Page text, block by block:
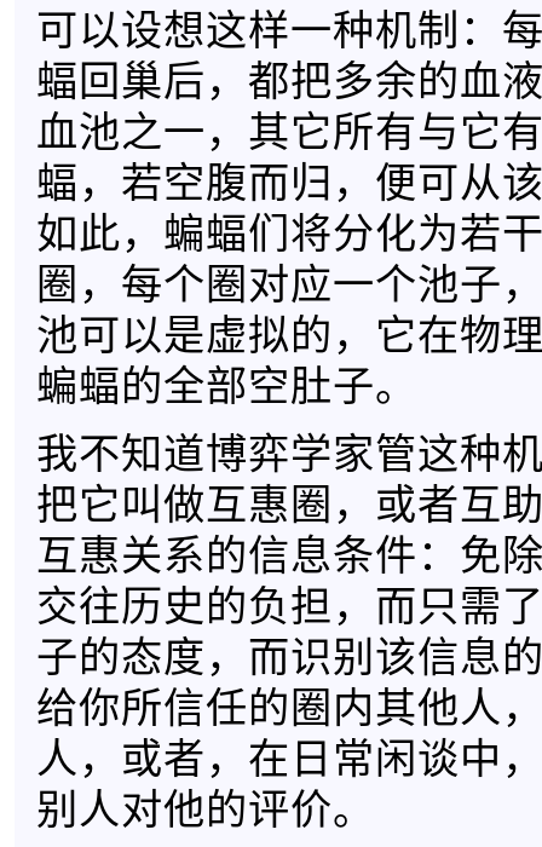
可以设想这样一种机制：
蝠回巢后，都把多余的血
血池之一，其它所有与它
蝠，若空腹而归，便可从
如此，蝙蝠们将分化为若
圈，每个圈对应一个池子
池可以是虚拟的，它在物
蝙蝠的全部空肚子。
我不知道博弈学家管这种
把它叫做互惠圈，或者互
互惠关系的信息条件：免
交往历史的负担，而只需
子的态度，而识别该信息
给你所信任的圈内其他人
人，或者，在日常闲谈中
别人对他的评价。